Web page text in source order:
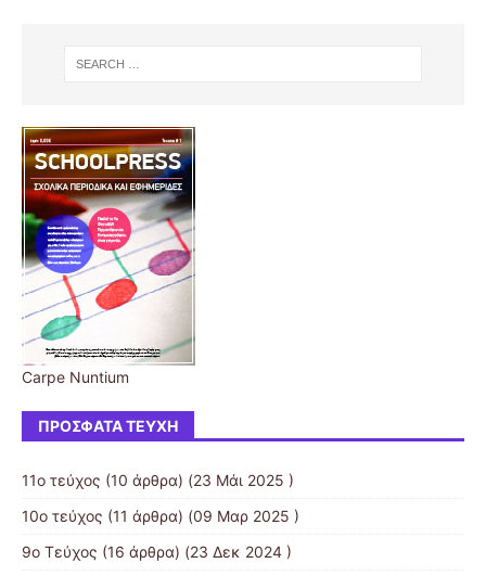
Carpe Nuntium
ΠΡΌΣΦΑΤΑ ΤΕΎΧΗ
11ο τεύχος (10 άρθρα) (23 Μάι 2025 )
10ο τεύχος (11 άρθρα) (09 Μαρ 2025 )
9o Tεύχος (16 άρθρα) (23 Δεκ 2024 )